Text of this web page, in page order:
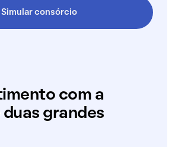
Simular consórcio
com a
grandes